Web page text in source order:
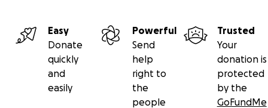
Easy
Donate
quickly
and
easily
Powerful
Send
help
right to
the
people
Trusted
Your
donation is
protected
by the
GoFundMe